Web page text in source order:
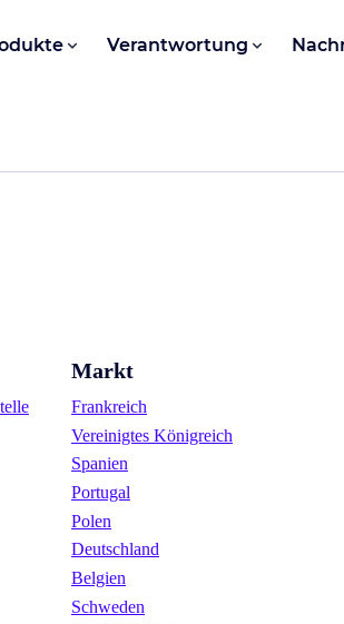
Verantwortung
Markt
Frankreich
Vereinigtes Königreich
Spanien
Portugal
Polen
Deutschland
Belgien
Schweden